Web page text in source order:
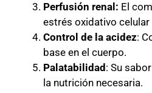
Perfusión renal: El
estrés oxidativo celular
Control de la acidez:
base en el cuerpo.
Palatabilidad : Su
la nutrición necesaria.